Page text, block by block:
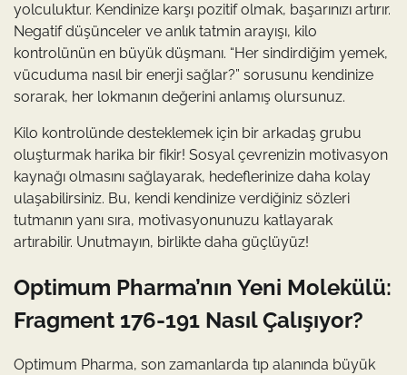
yolculuktur. Kendinize karşı pozitif olmak, başarınızı artırır.
Negatif düşünceler ve anlık tatmin arayışı, kilo
kontrolünün en büyük düşmanı. “Her sindirdiğim yemek,
vücuduma nasıl bir enerji sağlar?” sorusunu kendinize
sorarak, her lokmanın değerini anlamış olursunuz.
Kilo kontrolünde desteklemek için bir arkadaş grubu
oluşturmak harika bir fikir! Sosyal çevrenizin motivasyon
kaynağı olmasını sağlayarak, hedeflerinize daha kolay
ulaşabilirsiniz. Bu, kendi kendinize verdiğiniz sözleri
tutmanın yanı sıra, motivasyonunuzu katlayarak
artırabilir. Unutmayın, birlikte daha güçlüyüz!
Optimum Pharma’nın Yeni Molekülü:
Fragment 176-191 Nasıl Çalışıyor?
Optimum Pharma, son zamanlarda tıp alanında büyük